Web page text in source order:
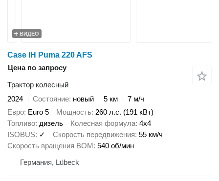
ВИДЕО
Case IH Puma 220 AFS
Цена по запросу
Трактор колесный
2024
Состояние новый 5 км
7 м/ч
Евро Euro 5 Мощность 260 л.с. (191 кВт)
Топливо дизель Колесная формула 4x4
ISOBUS ✓ Скорость передвижения 55 км/ч
Скорость вращения ВОМ 540 об/мин
Германия, Lübeck